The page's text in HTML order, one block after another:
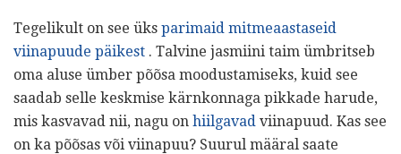
Tegelikult on see üks parimaid mitmeaastaseid
viinapuude päikest . Talvine jasmiini taim ümbritseb
oma aluse ümber põõsa moodustamiseks, kuid see
saadab selle keskmise kärnkonnaga pikkade harude,
mis kasvavad nii, nagu on hiilgavad viinapuud. Kas see
on ka põõsas või viinapuu? Suurul määral saate